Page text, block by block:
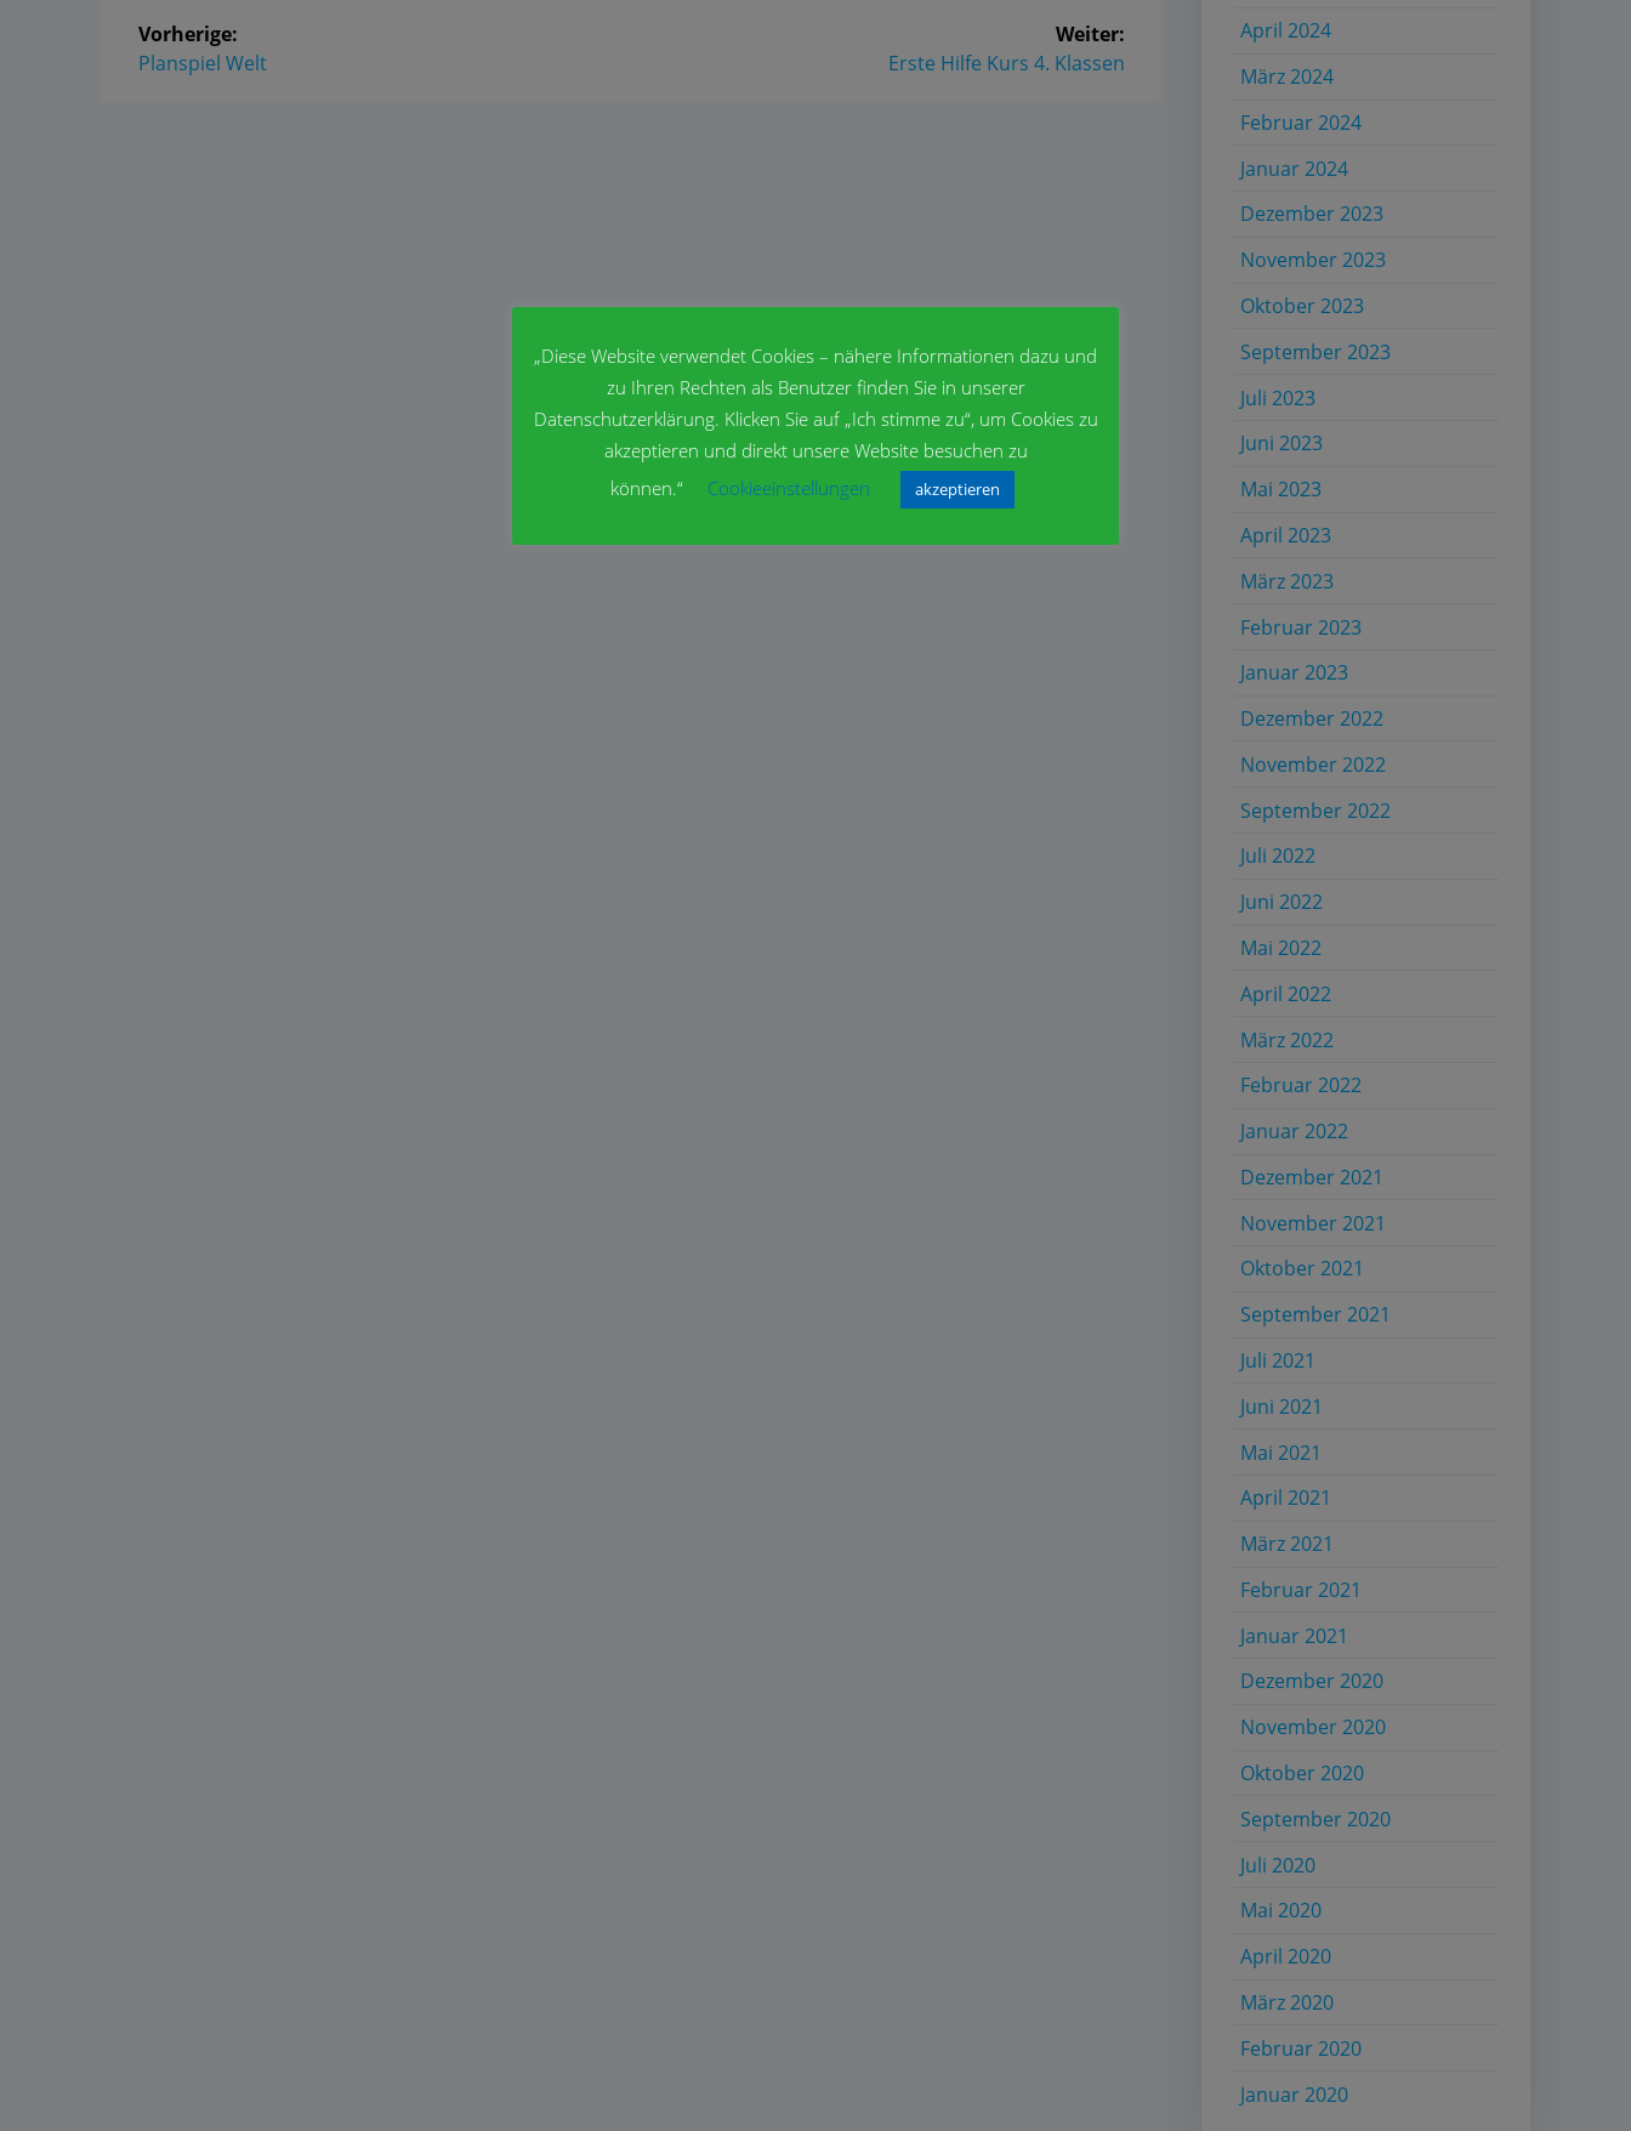
Vorherige:
Planspiel Welt
Weiter:
Erste Hilfe Kurs 4. Klassen
April 2024
März 2024
Februar 2024
Januar 2024
Dezember 2023
November 2023
Oktober 2023
September 2023
Juli 2023
Juni 2023
Mai 2023
April 2023
März 2023
Februar 2023
Januar 2023
Dezember 2022
November 2022
September 2022
Juli 2022
Juni 2022
Mai 2022
April 2022
März 2022
Februar 2022
Januar 2022
Dezember 2021
November 2021
Oktober 2021
September 2021
Juli 2021
Juni 2021
Mai 2021
April 2021
März 2021
Februar 2021
Januar 2021
Dezember 2020
November 2020
Oktober 2020
September 2020
Juli 2020
Mai 2020
April 2020
März 2020
Februar 2020
Januar 2020
„Diese Website verwendet Cookies – nähere Informationen dazu und
zu Ihren Rechten als Benutzer finden Sie in unserer
Datenschutzerklärung. Klicken Sie auf „Ich stimme zu“, um Cookies zu
akzeptieren und direkt unsere Website besuchen zu
können.“
Cookieeinstellungen akzeptieren